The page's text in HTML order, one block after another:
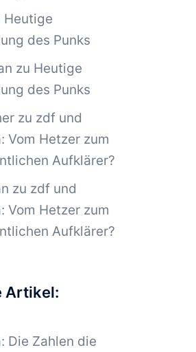
Heutige
des Punks
zu Heutige
des Punks
zu zdf und
Vom Hetzer zum
Aufklärer?
zu zdf und
Vom Hetzer zum
Aufklärer?
Artikel:
Die Zahlen die